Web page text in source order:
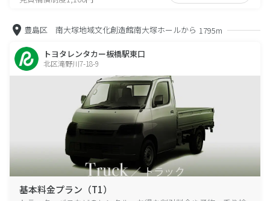
豊島区 南大塚地域文化創造館南大塚ホールから 1795m
トヨタレンタカー板橋駅東口
北区滝野川7-18-9
基本料金プラン（T1）